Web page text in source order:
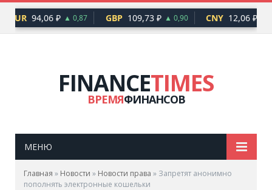
EUR 94,06 ₽ ▲ 0,87 GBP 109,73 ₽ ▲ 0,90 CNY 12,06 ₽
FINANCETIMES
ВРЕМЯФИНАНСОВ
МЕНЮ
Главная » Новости » Новости права » Запретят анонимно
пополнять электронные кошельки